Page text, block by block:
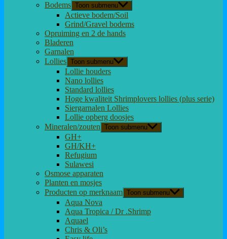
Bodems Toon submenu
Actieve bodem/Soil
Grind/Gravel bodems
Opruiming en 2 de hands
Bladeren
Garnalen
Lollies Toon submenu
Lollie houders
Nano lollies
Standard lollies
Hoge kwaliteit Shrimplovers lollies (plus serie)
Siergarnalen Lollies
Lollie opberg doosjes
Mineralen/zouten Toon submenu
GH+
GH/KH+
Refugium
Sulawesi
Osmose apparaten
Planten en mosjes
Producten op merknaam Toon submenu
Aqua Nova
Aqua Tropica / Dr .Shrimp
Aquael
Chris & Oli’s